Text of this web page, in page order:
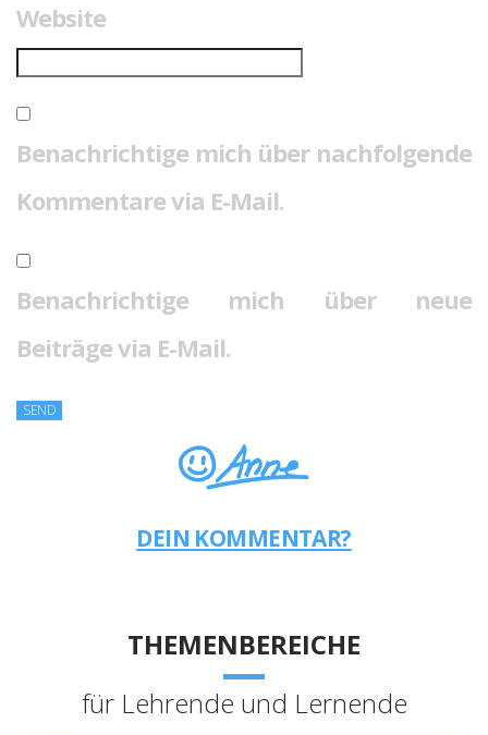
Website
Benachrichtige mich über nachfolgende
Kommentare via E-Mail.
Benachrichtige mich über neue
Beiträge via E-Mail.
DEIN KOMMENTAR?
THEMENBEREICHE
für Lehrende und Lernende